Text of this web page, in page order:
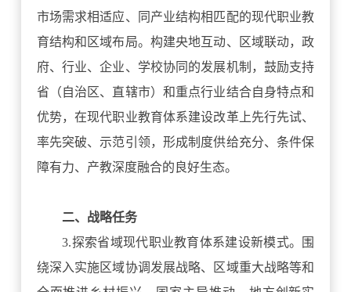
市场需求相适应、同产业结构相匹配的现代职业教
育结构和区域布局。构建央地互动、区域联动，政
府、行业、企业、学校协同的发展机制，鼓励支持
省（自治区、直辖市）和重点行业结合自身特点和
优势，在现代职业教育体系建设改革上先行先试、
率先突破、示范引领，形成制度供给充分、条件保
障有力、产教深度融合的良好生态。
二、战略任务
3.探索省域现代职业教育体系建设新模式。围
绕深入实施区域协调发展战略、区域重大战略等和